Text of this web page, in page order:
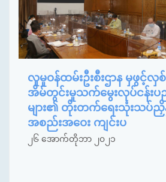
လူမှုဝန်ထမ်းဦးစီးဌာန မှဖွင့်လှ
အိမ်တွင်းမှုသက်မွေးလုပ်ငန်းပ
များ၏ တိုးတက်ရေးသုံးသပ်ညှိ
အစည်းအဝေး ကျင်းပ
၂၆ အောက်တိုဘာ ၂၀၂၁